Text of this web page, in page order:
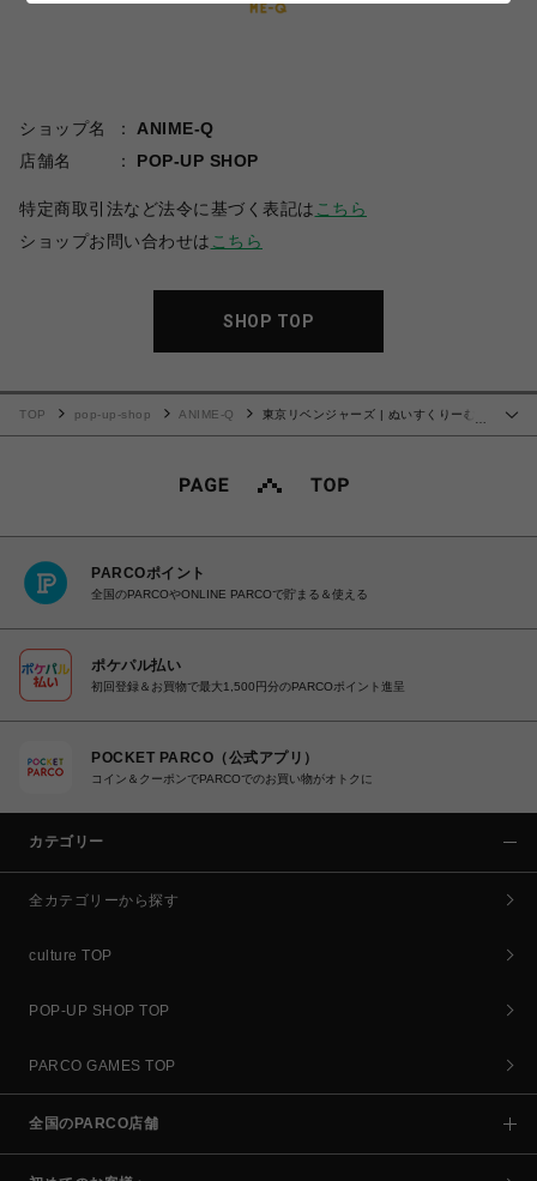
ショップ名
ANIME-Q
店舗名
POP-UP SHOP
特定商取引法など法令に基づく表記は こちら
ショップお問い合わせは こちら
SHOP TOP
TOP pop-up-shop ANIME-Q
東京リベンジャーズ | ぬいすくりーむ |
PARCOポイント
全国のPARCOやONLINE PARCOで貯まる＆使える
ポケパル払い
初回登録＆お買物で最大1,500円分のPARCOポイント進呈
POCKET PARCO（公式アプリ）
コイン＆クーポンでPARCOでのお買い物がオトクに
カテゴリー
全カテゴリーから探す
culture TOP
POP-UP SHOP TOP
PARCO GAMES TOP
全国のPARCO店舗